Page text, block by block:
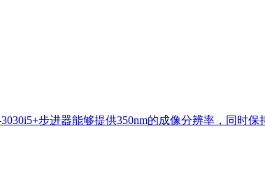
步进器能够提供350nm的成像分辨率，同时